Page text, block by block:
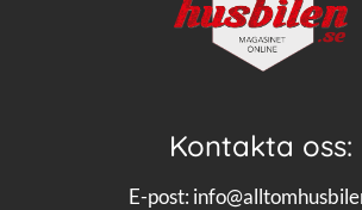
Kontakta oss:
E-post: